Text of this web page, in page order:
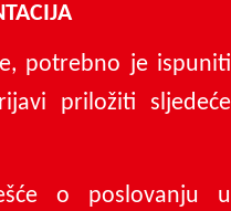
potrebno je ispuniti
priložiti sljedeće
o poslovanju u